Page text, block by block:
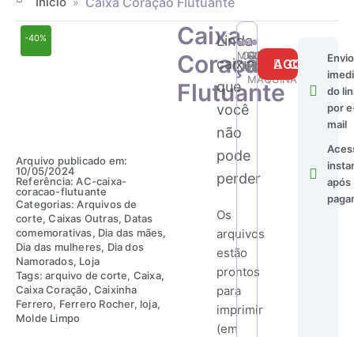
-40%
Arquivo publicado em:
10/05/2024
Referência: AC-caixa-
coracao-flutuante
Categorias:Arquivos de
corte,Caixas Outras, Datas
comemorativas, Dia das mães,
Dia das mulheres, Dia dos
Namorados, Loja
Tags:arquivo de corte, Caixa,
Caixa Coração,Caixinha
Ferrero, Ferrero Rocher, loja,
Molde Limpo
Caixa
Coração
Flutuante
Linda
caixinha
que
você
não
pode
perder
Os
arquivos
estão
prontos
para
imprimir
(em
MOLDE
LIMPO
CORTE
MANUAL
CORTE
COM
MÁQUINA
USO
ILIMITADO
Coração
Flutuante
quantidade
COMPRAR AGORA
Envio
do
por
mail
após